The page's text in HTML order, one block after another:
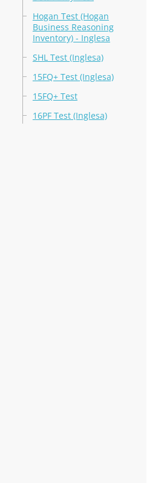
Hogan Test (Hogan
Business Reasoning
Inventory) - Inglesa
SHL Test (Inglesa)
15FQ+ Test (Inglesa)
15FQ+ Test
16PF Test (Inglesa)